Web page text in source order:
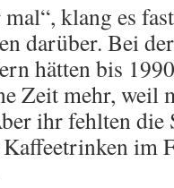
klang es
darüber. Bei
hätten bis
Zeit mehr, weil
ihr fehlten die
im